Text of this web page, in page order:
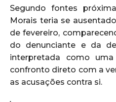
Segundo fontes
Morais teria se
de fevereiro,
do denunciante e da
interpretada como
confronto direto com a
as acusações contra si.